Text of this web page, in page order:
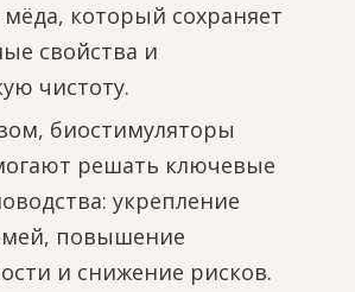
который сохраняет
свойства и
чистоту.
биостимуляторы
решать ключевые
укрепление
повышение
и снижение рисков.